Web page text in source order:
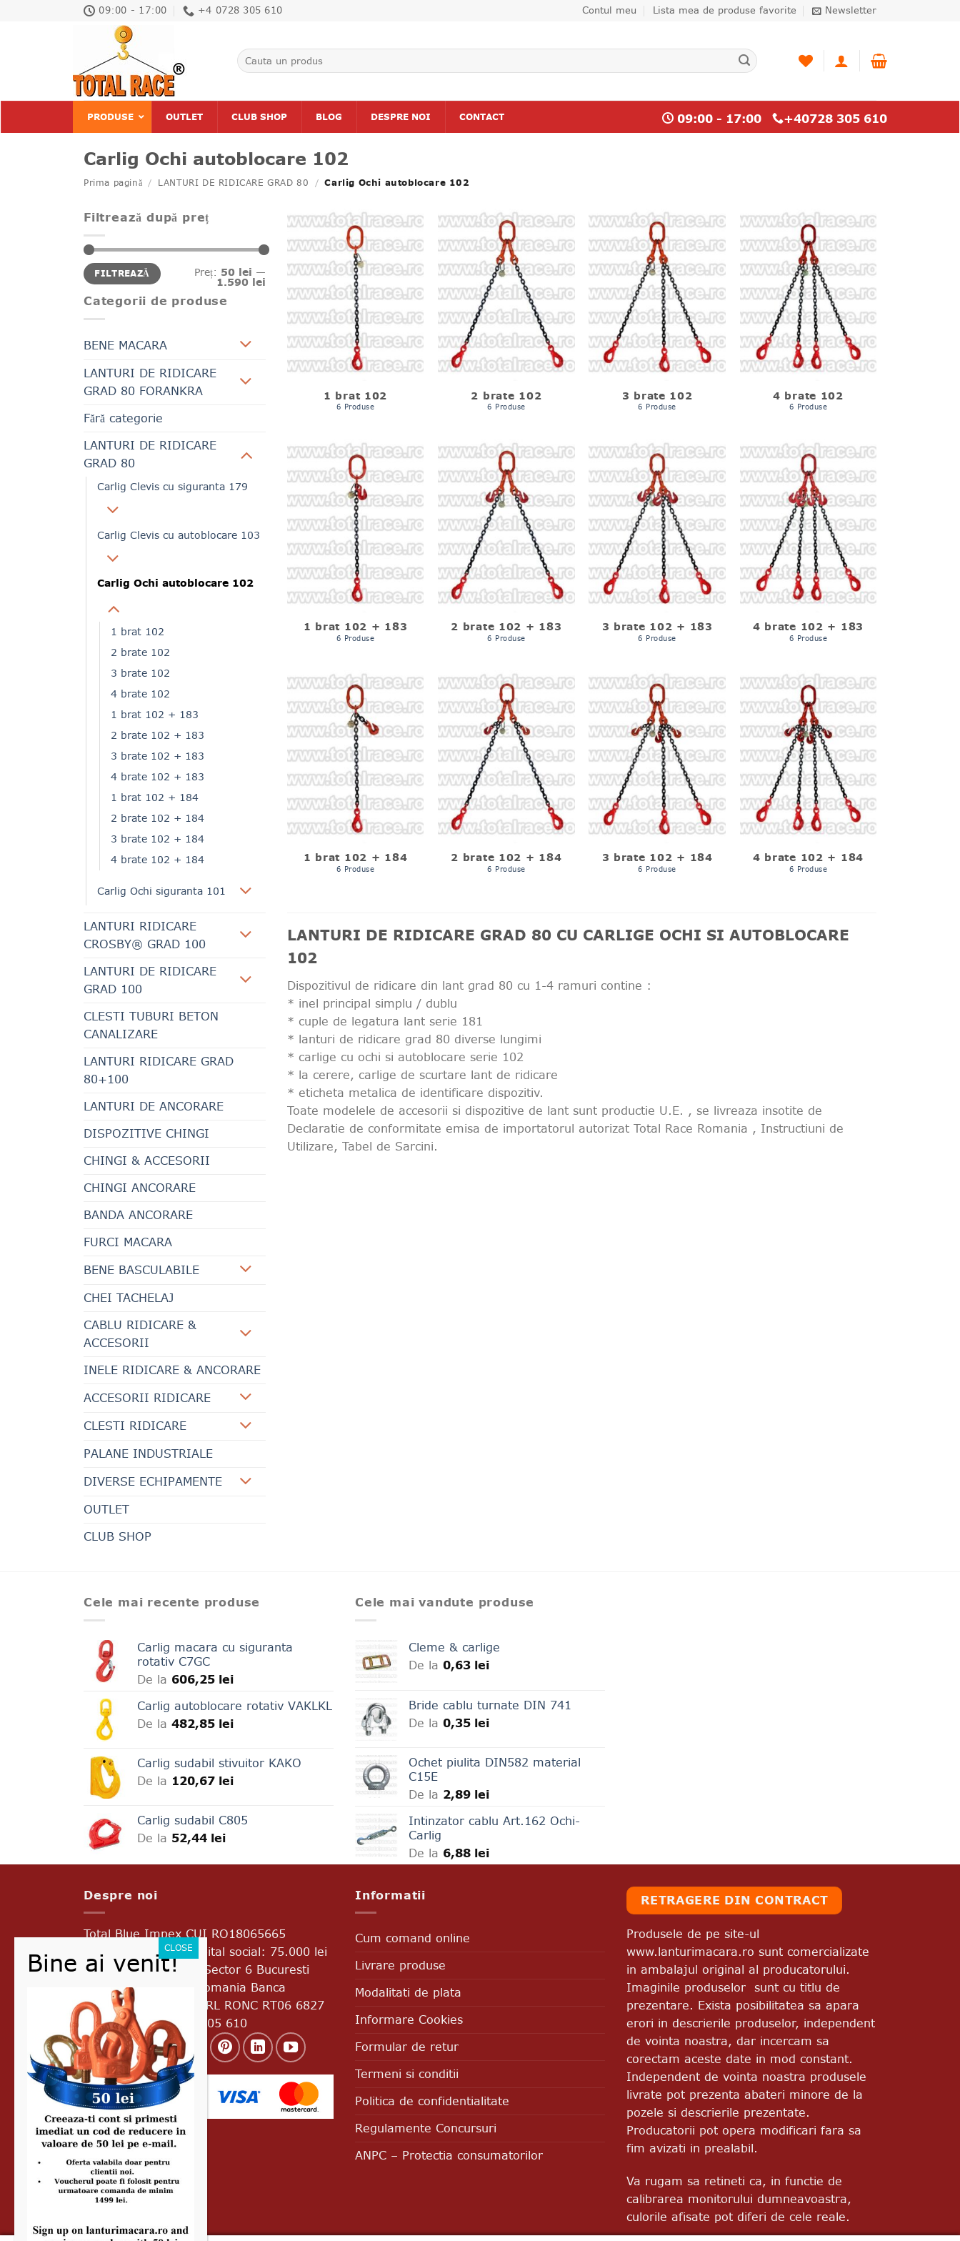
09:00 - 17:00 +4 0728 305 610 Contul meu Lista mea de produse favorite Newsletter
Caută
după:
PRODUSE OUTLET CLUB SHOP BLOG DESPRE NOI CONTACT 09:00 - 17:00 +40728 305 610
Carlig Ochi autoblocare 102
Prima pagină / LANTURI DE RIDICARE GRAD 80 / Carlig Ochi autoblocare 102
Filtrează după preț
Preț
minim
Preț
maxim
FILTREAZĂ Preț: 50 lei —
1.590 lei
Categorii de produse
BENE MACARA
LANTURI DE RIDICARE
GRAD 80 FORANKRA
Fără categorie
LANTURI DE RIDICARE
GRAD 80
Carlig Clevis cu siguranta 179
Carlig Clevis cu autoblocare 103
Carlig Ochi autoblocare 102
1 brat 102
2 brate 102
3 brate 102
4 brate 102
1 brat 102 + 183
2 brate 102 + 183
3 brate 102 + 183
4 brate 102 + 183
1 brat 102 + 184
2 brate 102 + 184
3 brate 102 + 184
4 brate 102 + 184
Carlig Ochi siguranta 101
LANTURI RIDICARE
CROSBY® GRAD 100
LANTURI DE RIDICARE
GRAD 100
CLESTI TUBURI BETON
CANALIZARE
LANTURI RIDICARE GRAD
80+100
LANTURI DE ANCORARE
DISPOZITIVE CHINGI
CHINGI & ACCESORII
CHINGI ANCORARE
BANDA ANCORARE
FURCI MACARA
BENE BASCULABILE
CHEI TACHELAJ
CABLU RIDICARE &
ACCESORII
INELE RIDICARE & ANCORARE
ACCESORII RIDICARE
CLESTI RIDICARE
PALANE INDUSTRIALE
DIVERSE ECHIPAMENTE
OUTLET
CLUB SHOP
1 brat 102
6 Produse
2 brate 102
6 Produse
3 brate 102
6 Produse
4 brate 102
6 Produse
1 brat 102 + 183
6 Produse
2 brate 102 + 183
6 Produse
3 brate 102 + 183
6 Produse
4 brate 102 + 183
6 Produse
1 brat 102 + 184
6 Produse
2 brate 102 + 184
6 Produse
3 brate 102 + 184
6 Produse
4 brate 102 + 184
6 Produse
LANTURI DE RIDICARE GRAD 80 CU CARLIGE OCHI SI AUTOBLOCARE
102
Dispozitivul de ridicare din lant grad 80 cu 1-4 ramuri contine :
* inel principal simplu / dublu
* cuple de legatura lant serie 181
* lanturi de ridicare grad 80 diverse lungimi
* carlige cu ochi si autoblocare serie 102
* la cerere, carlige de scurtare lant de ridicare
* eticheta metalica de identificare dispozitiv.
Toate modelele de accesorii si dispozitive de lant sunt productie U.E. , se livreaza insotite de
Declaratie de conformitate emisa de importatorul autorizat Total Race Romania , Instructiuni de
Utilizare, Tabel de Sarcini.
Cele mai recente produse
Carlig macara cu siguranta
rotativ C7GC
De la 606,25 lei
Carlig autoblocare rotativ VAKLKL
De la 482,85 lei
Carlig sudabil stivuitor KAKO
De la 120,67 lei
Carlig sudabil C805
De la 52,44 lei
Cele mai vandute produse
Cleme & carlige
De la 0,63 lei
Bride cablu turnate DIN 741
De la 0,35 lei
Ochet piulita DIN582 material
C15E
De la 2,89 lei
Intinzator cablu Art.162 Ochi-
Carlig
De la 6,88 lei
Despre noi
Total Blue ImpexCUI RO18065665
J2005017776403 Capital social: 75.000 lei
Bd. Uverturii Nr.69A Sector 6 Bucuresti
Cod postal 060933 Romania Banca
Transilvania RO45 BTRL RONC RT06 6827
8601 Telefon: 0728 305 610
Informatii
Cum comand online
Livrare produse
Modalitati de plata
Informare Cookies
Formular de retur
Termeni si conditii
Politica de confidentialitate
Regulamente Concursuri
ANPC – Protectia consumatorilor
RETRAGERE DIN CONTRACT
Produsele de pe site-ul
www.lanturimacara.ro sunt comercializate
in ambalajul original al producatorului.
Imaginile produselor sunt cu titlu de
prezentare. Exista posibilitatea sa apara
erori in descrierile produselor, independent
de vointa noastra, dar incercam sa
corectam aceste date in mod constant.
Independent de vointa noastra produsele
livrate pot prezenta abateri minore de la
pozele si descrierile prezentate.
Producatorii pot opera modificari fara sa
fim avizati in prealabil.
Va rugam sa retineti ca, in functie de
calibrarea monitorului dumneavoastra,
culorile afisate pot diferi de cele reale.